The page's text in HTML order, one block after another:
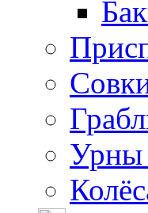
Урны